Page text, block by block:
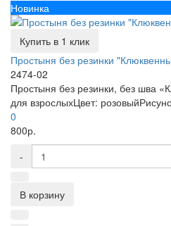
Новинка
Купить в 1 клик
Простыня без резинки
2474-02
Простыня без резинки, без шва
для взрослыхЦвет:
0
800р.
-
В корзину